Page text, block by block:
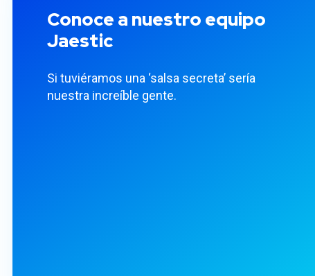
Conoce a nuestro equipo
Jaestic
Si tuviéramos una ‘salsa secreta’ sería
nuestra increíble gente.